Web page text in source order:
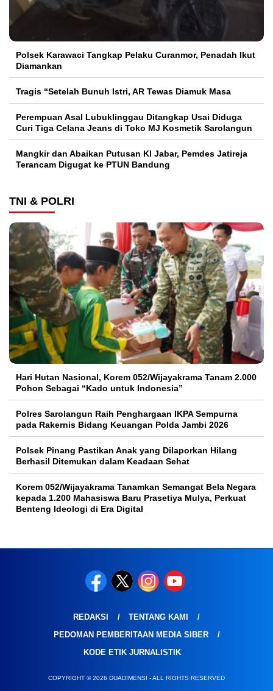
Polsek Karawaci Tangkap Pelaku Curanmor, Penadah Ikut
Diamankan
Tragis “Setelah Bunuh Istri, AR Tewas Diamuk Masa
Perempuan Asal Lubuklinggau Ditangkap Usai Diduga
Curi Tiga Celana Jeans di Toko MJ Kosmetik Sarolangun
Mangkir dan Abaikan Putusan KI Jabar, Pemdes Jatireja
Terancam Digugat ke PTUN Bandung
TNI & POLRI
Hari Hutan Nasional, Korem 052/Wijayakrama Tanam 2.000
Pohon Sebagai “Kado untuk Indonesia”
Polres Sarolangun Raih Penghargaan IKPA Sempurna
pada Rakernis Bidang Keuangan Polda Jambi 2026
Polsek Pinang Pastikan Anak yang Dilaporkan Hilang
Berhasil Ditemukan dalam Keadaan Sehat
Korem 052/Wijayakrama Tanamkan Semangat Bela Negara
kepada 1.200 Mahasiswa Baru Prasetiya Mulya, Perkuat
Benteng Ideologi di Era Digital
REDAKSI
TENTANG KAMI
PEDOMAN PEMBERITAAN MEDIA SIBER
KODE ETIK JURNALISTIK
COPYRIGHT © 2026 DUADIMENSI - ALL RIGHTS RESERVED